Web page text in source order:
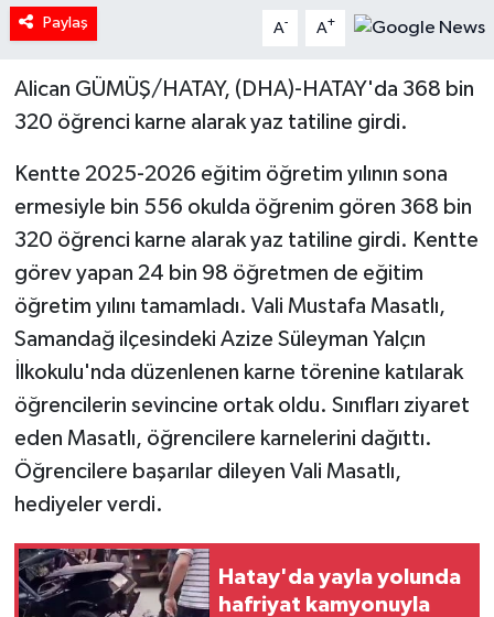
Paylaş A- A+
Alican GÜMÜŞ/HATAY, (DHA)-HATAY'da 368 bin
320 öğrenci karne alarak yaz tatiline girdi.
Kentte 2025-2026 eğitim öğretim yılının sona
ermesiyle bin 556 okulda öğrenim gören 368 bin
320 öğrenci karne alarak yaz tatiline girdi. Kentte
görev yapan 24 bin 98 öğretmen de eğitim
öğretim yılını tamamladı. Vali Mustafa Masatlı,
Samandağ ilçesindeki Azize Süleyman Yalçın
İlkokulu'nda düzenlenen karne törenine katılarak
öğrencilerin sevincine ortak oldu. Sınıfları ziyaret
eden Masatlı, öğrencilere karnelerini dağıttı.
Öğrencilere başarılar dileyen Vali Masatlı,
hediyeler verdi.
Hatay'da yayla yolunda
hafriyat kamyonuyla